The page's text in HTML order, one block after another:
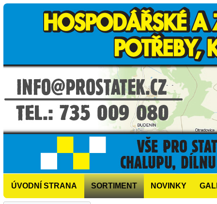
ÚVODNÍ STRANA SORTIMENT NOVINKY